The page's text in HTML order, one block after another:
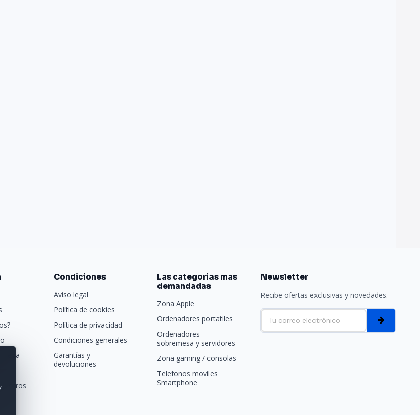
Condiciones
Aviso legal
Política de cookies
Política de privacidad
Condiciones generales
Garantías y
devoluciones
Las categorias mas
demandadas
Zona Apple
Ordenadores portatiles
Ordenadores
sobremesa y servidores
Zona gaming / consolas
Telefonos moviles
Smartphone
Newsletter
Recibe ofertas exclusivas y novedades.